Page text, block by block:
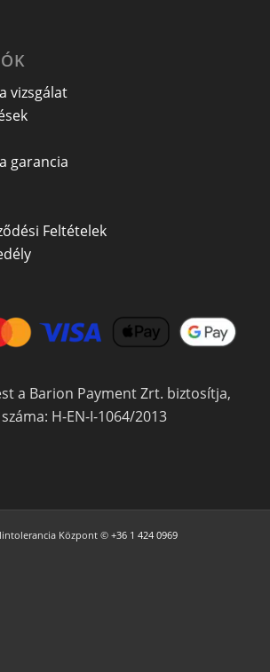
vizsgálat
garancia
Feltételek
a Barion Payment Zrt. biztosítja,
H-EN-I-1064/2013
Központ © +36 1 424 0969